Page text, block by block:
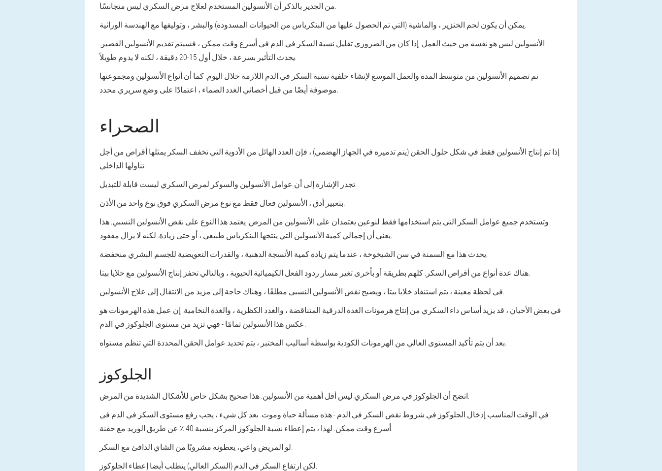
من الجدير بالذكر أن الأنسولين المستخدم لعلاج مرض السكري ليس متجانسًا.
يمكن أن يكون لحم الخنزير ، والماشية (التي تم الحصول عليها من البنكرياس من الحيوانات المسدودة) والبشر ، وتوليفها مع الهندسة الوراثية.
الأنسولين ليس هو نفسه من حيث العمل. إذا كان من الضروري تقليل نسبة السكر في الدم في أسرع وقت ممكن ، فسيتم تقديم الأنسولين القصير.
يحدث التأثير بسرعة ، خلال أول 15-20 دقيقة ، لكنه لا يدوم طويلاً.
تم تصميم الأنسولين من متوسط المدة والعمل الموسع لإنشاء خلفية نسبة السكر في الدم اللازمة خلال اليوم. كما أن أنواع الأنسولين ومجموعتها
موصوفة أيضًا من قبل أخصائي الغدد الصماء ، اعتمادًا على وضع سريري محدد.
الصحراء
إذا تم إنتاج الأنسولين فقط في شكل حلول الحقن (يتم تدميره في الجهاز الهضمي) ، فإن العدد الهائل من الأدوية التي تخفف السكر يمثلها أقراص من أجل
تناولها الداخلي.
تجدر الإشارة إلى أن عوامل الأنسولين والسوكر لمرض السكري ليست قابلة للتبديل.
بتعبير أدق ، الأنسولين فعال فقط مع نوع مرض السكري فوق نوع واحد من الأذن.
وتستخدم جميع عوامل السكر التي يتم استخدامها فقط لنوعين يعتمدان على الأنسولين من المرض. يعتمد هذا النوع على نقص الأنسولين النسبي. هذا
يعني أن إجمالي كمية الأنسولين التي ينتجها البنكرياس طبيعي ، أو حتى زيادة. لكنه لا يزال مفقود.
يحدث هذا مع السمنة في سن الشيخوخة ، عندما يتم زيادة كمية الأنسجة الدهنية ، والقدرات التعويضية للجسم البشري منخفضة.
هناك عدة أنواع من أقراص السكر. كلهم بطريقة أو بأخرى تغير مسار ردود الفعل الكيميائية الحيوية ، وبالتالي تحفز إنتاج الأنسولين مع خلايا بيتا.
في لحظة معينة ، يتم استنفاد خلايا بيتا ، ويصبح نقص الأنسولين النسبي مطلقًا ، وهناك حاجة إلى مزيد من الانتقال إلى علاج الأنسولين.
في بعض الأحيان ، قد يزيد أساس داء السكري من إنتاج هرمونات الغدة الدرقية المتناقضة ، والغدد الكظرية ، والغدة النخامية. إن عمل هذه الهرمونات هو
عكس هذا الأنسولين تمامًا - فهي تزيد من مستوى الجلوكوز في الدم.
بعد أن يتم تأكيد المستوى العالي من الهرمونات الكودية بواسطة أساليب المختبر ، يتم تحديد عوامل الحقن المحددة التي تنظم مستواه.
الجلوكوز
اتضح أن الجلوكوز في مرض السكري ليس أقل أهمية من الأنسولين. هذا صحيح بشكل خاص للأشكال الشديدة من المرض.
في الوقت المناسب إدخال الجلوكوز في شروط نقص السكر في الدم- هذه مسألة حياة وموت. بعد كل شيء ، يجب رفع مستوى السكر في الدم في
أسرع وقت ممكن. لهذا ، يتم إعطاء نسبة الجلوكوز المركز بنسبة 40 ٪ عن طريق الوريد مع حقنة.
لو المريض واعي
، يعطونه مشروبًا من الشاي الدافئ مع السكر.
لكن ارتفاع السكر في الدم (السكر العالي) يتطلب أيضا إعطاء الجلوكوز.